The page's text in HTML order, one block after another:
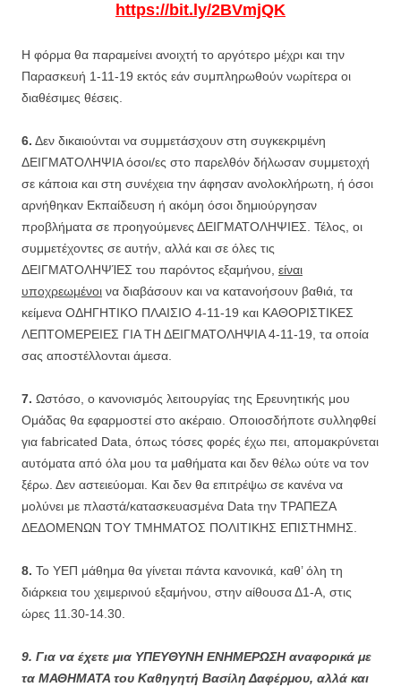
https://bit.ly/2BVmjQK
Η φόρμα θα παραμείνει ανοιχτή το αργότερο μέχρι και την
Παρασκευή 1-11-19 εκτός εάν συμπληρωθούν νωρίτερα οι
διαθέσιμες θέσεις.
6. Δεν δικαιούνται να συμμετάσχουν στη συγκεκριμένη
ΔΕΙΓΜΑΤΟΛΗΨΙΑ όσοι/ες στο παρελθόν δήλωσαν συμμετοχή
σε κάποια και στη συνέχεια την άφησαν ανολοκλήρωτη, ή όσοι
αρνήθηκαν Εκπαίδευση ή ακόμη όσοι δημιούργησαν
προβλήματα σε προηγούμενες ΔΕΙΓΜΑΤΟΛΗΨΙΕΣ. Τέλος, οι
συμμετέχοντες σε αυτήν, αλλά και σε όλες τις
ΔΕΙΓΜΑΤΟΛΗΨΊΕΣ του παρόντος εξαμήνου, είναι
υποχρεωμένοι να διαβάσουν και να κατανοήσουν βαθιά, τα
κείμενα ΟΔΗΓΗΤΙΚΟ ΠΛΑΙΣΙΟ 4-11-19 και ΚΑΘΟΡΙΣΤΙΚΕΣ
ΛΕΠΤΟΜΕΡΕΙΕΣ ΓΙΑ ΤΗ ΔΕΙΓΜΑΤΟΛΗΨΙΑ 4-11-19, τα οποία
σας αποστέλλονται άμεσα.
7. Ωστόσο, ο κανονισμός λειτουργίας της Ερευνητικής μου
Ομάδας θα εφαρμοστεί στο ακέραιο. Οποιοσδήποτε συλληφθεί
για fabricated Data, όπως τόσες φορές έχω πει, απομακρύνεται
αυτόματα από όλα μου τα μαθήματα και δεν θέλω ούτε να τον
ξέρω. Δεν αστειεύομαι. Και δεν θα επιτρέψω σε κανένα να
μολύνει με πλαστά/κατασκευασμένα Data την ΤΡΑΠΕΖΑ
ΔΕΔΟΜΕΝΩΝ ΤΟΥ ΤΜΗΜΑΤΟΣ ΠΟΛΙΤΙΚΗΣ ΕΠΙΣΤΗΜΗΣ.
8. Το ΥΕΠ μάθημα θα γίνεται πάντα κανονικά, καθ’ όλη τη
διάρκεια του χειμερινού εξαμήνου, στην αίθουσα Δ1-Α, στις
ώρες 11.30-14.30.
9. Για να έχετε μια ΥΠΕΥΘΥΝΗ ΕΝΗΜΕΡΩΣΗ αναφορικά με
τα ΜΑΘΗΜΑΤΑ του Καθηγητή Βασίλη Δαφέρμου, αλλά και